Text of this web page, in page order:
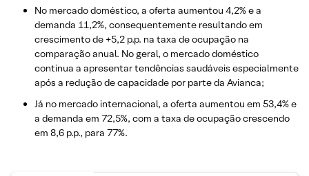
No mercado doméstico, a oferta aumentou 4,2% e a
demanda 11,2%, consequentemente resultando em
crescimento de +5,2 p.p. na taxa de ocupação na
comparação anual. No geral, o mercado doméstico
continua a apresentar tendências saudáveis especialmente
após a redução de capacidade por parte da Avianca;
Já no mercado internacional, a oferta aumentou em 53,4% e
a demanda em 72,5%, com a taxa de ocupação crescendo
em 8,6 p.p., para 77%.